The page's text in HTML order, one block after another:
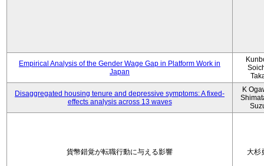
Empirical Analysis of the Gender Wage Gap in Platform Work in
Japan
Disaggregated housing tenure and depressive symptoms: A fixed-
effects analysis across 13 waves
K
貨幣錯覚が転職行動に与える影響 大杉